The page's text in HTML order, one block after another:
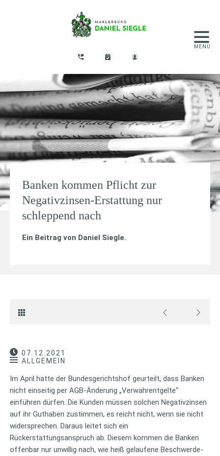
Banken kommen Pflicht zur
Negativzinsen-Erstattung nur
schleppend nach
Ein Beitrag von Daniel Siegle.
07.12.2021
ALLGEMEIN
Im April hatte der Bundesgerichtshof geurteilt, dass Banken
nicht einseitig per AGB-Änderung „Verwahrentgelte“
einführen dürfen. Die Kunden müssen solchen Negativzinsen
auf ihr Guthaben zustimmen, es reicht nicht, wenn sie nicht
widersprechen. Daraus leitet sich ein
Rückerstattungsanspruch ab. Diesem kommen die Banken
offenbar nur unwillig nach, wie heiß gelaufene Beschwerde-